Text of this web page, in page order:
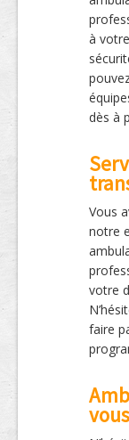
à
dès à
Vous
notre
votre
faire